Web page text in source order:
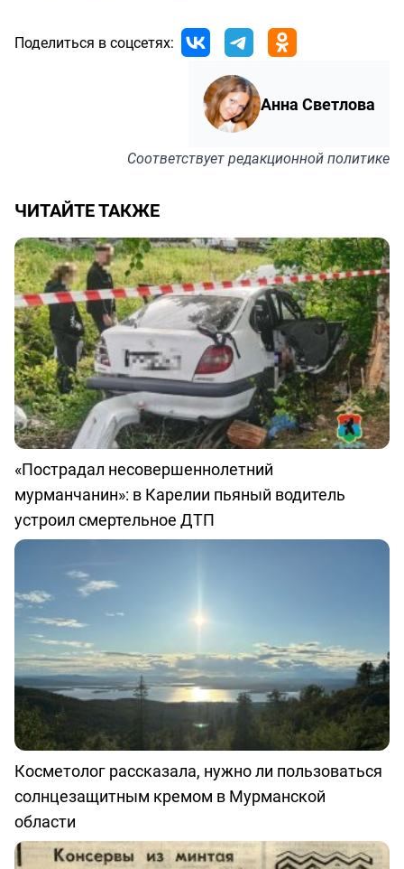
Поделиться в соцсетях:
Анна Светлова
Соответствуетредакционной политике
ЧИТАЙТЕ ТАКЖЕ
«Пострадал несовершеннолетний
мурманчанин»: в Карелии пьяный водитель
устроил смертельное ДТП
Косметолог рассказала, нужно ли пользоваться
солнцезащитным кремом в Мурманской
области